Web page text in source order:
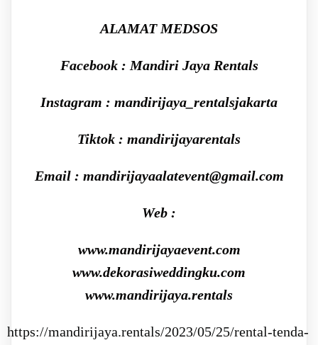
ALAMAT MEDSOS
Facebook : Mandiri Jaya Rentals
Instagram : mandirijaya_rentalsjakarta
Tiktok : mandirijayarentals
Email : mandirijayaalatevent@gmail.com
Web :
www.mandirijayaevent.com
www.dekorasiweddingku.com
www.mandirijaya.rentals
https://mandirijaya.rentals/2023/05/25/rental-tenda-